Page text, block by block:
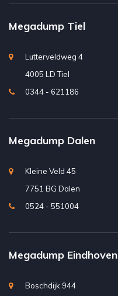
Megadump Tiel
Lutterveldweg 4
4005 LD Tiel
0344 - 621186
Megadump Dalen
Kleine Veld 45
7751 BG Dalen
0524 - 551004
Megadump Eindhoven
Boschdijk 944